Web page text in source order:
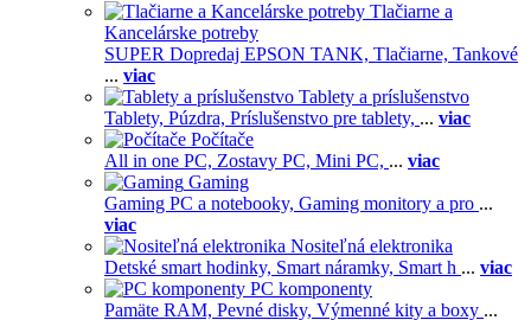
Tlačiarne a
Kancelárske potreby
SUPER Dopredaj EPSON TANK, Tlačiarne, Tankové
... viac
Tablety a príslušenstvo
Tablety, Púzdra, Príslušenstvo pre tablety, ... viac
Počítače
All in one PC, Zostavy PC, Mini PC, ... viac
Gaming
Gaming PC a notebooky, Gaming monitory a pro ...
viac
Nositeľná elektronika
Detské smart hodinky, Smart náramky, Smart h ... viac
PC komponenty
Pamäte RAM, Pevné disky, Výmenné kity a boxy ...